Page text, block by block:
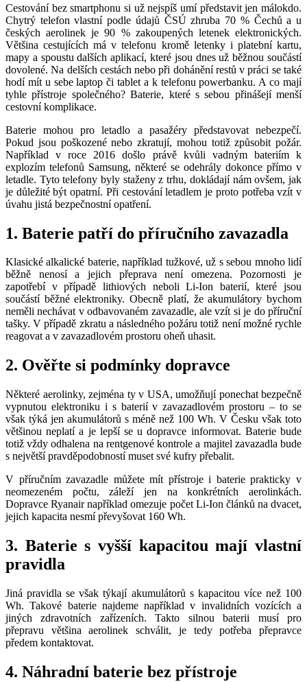
Cestování bez smartphonu si už nejspíš umí představit jen málokdo.
Chytrý telefon vlastní podle údajů ČSÚ zhruba 70 % Čechů a u
českých aerolinek je 90 % zakoupených letenek elektronických.
Většina cestujících má v telefonu kromě letenky i platební kartu,
mapy a spoustu dalších aplikací, které jsou dnes už běžnou součástí
dovolené. Na delších cestách nebo při dohánění restů v práci se také
hodí mít u sebe laptop či tablet a k telefonu powerbanku. A co mají
tyhle přístroje společného? Baterie, které s sebou přinášejí menší
cestovní komplikace.
Baterie mohou pro letadlo a pasažéry představovat nebezpečí.
Pokud jsou poškozené nebo zkratují, mohou totiž způsobit požár.
Například v roce 2016 došlo právě kvůli vadným bateriím k
explozím telefonů Samsung, některé se odehrály dokonce přímo v
letadle. Tyto telefony byly staženy z trhu, dokládají nám ovšem, jak
je důležité být opatrní. Při cestování letadlem je proto potřeba vzít v
úvahu jistá bezpečnostní opatření.
1. Baterie patří do příručního zavazadla
Klasické alkalické baterie, například tužkové, už s sebou mnoho lidí
běžně nenosí a jejich přeprava není omezena. Pozornosti je
zapotřebí v případě lithiových neboli Li-Ion baterií, které jsou
součástí běžné elektroniky. Obecně platí, že akumulátory bychom
neměli nechávat v odbavovaném zavazadle, ale vzít si je do příruční
tašky. V případě zkratu a následného požáru totiž není možné rychle
reagovat a v zavazadlovém prostoru oheň uhasit.
2. Ověřte si podmínky dopravce
Některé aerolinky, zejména ty v USA, umožňují ponechat bezpečně
vypnutou elektroniku i s baterií v zavazadlovém prostoru – to se
však týká jen akumulátorů s méně než 100 Wh. V Česku však toto
většinou neplatí a je lepší se u dopravce informovat. Baterie bude
totiž vždy odhalena na rentgenové kontrole a majitel zavazadla bude
s největší pravděpodobností muset své kufry přebalit.
V příručním zavazadle můžete mít přístroje i baterie prakticky v
neomezeném počtu, záleží jen na konkrétních aerolinkách.
Dopravce Ryanair například omezuje počet Li-Ion článků na dvacet,
jejich kapacita nesmí převyšovat 160 Wh.
3. Baterie s vyšší kapacitou mají vlastní
pravidla
Jiná pravidla se však týkají akumulátorů s kapacitou více než 100
Wh. Takové baterie najdeme například v invalidních vozících a
jiných zdravotních zařízeních. Takto silnou baterii musí pro
přepravu většina aerolinek schválit, je tedy potřeba přepravce
předem kontaktovat.
4. Náhradní baterie bez přístroje